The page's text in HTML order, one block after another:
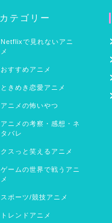
カテゴリー
Netflixで見れないアニ
メ
おすすめアニメ
ときめき恋愛アニメ
アニメの怖いやつ
アニメの考察・感想・ネ
タバレ
クスっと笑えるアニメ
ゲームの世界で戦うアニ
メ
スポーツ/競技アニメ
トレンドアニメ